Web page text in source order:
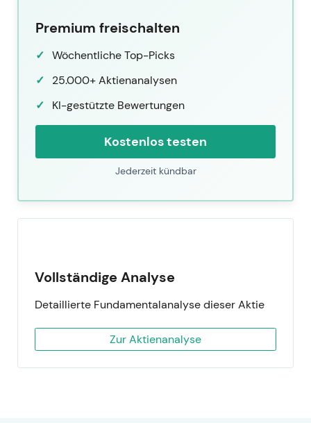
Premium freischalten
Wöchentliche Top-Picks
25.000+ Aktienanalysen
KI-gestützte Bewertungen
Kostenlos testen
Jederzeit kündbar
Vollständige Analyse
Detaillierte Fundamentalanalyse dieser Aktie
Zur Aktienanalyse